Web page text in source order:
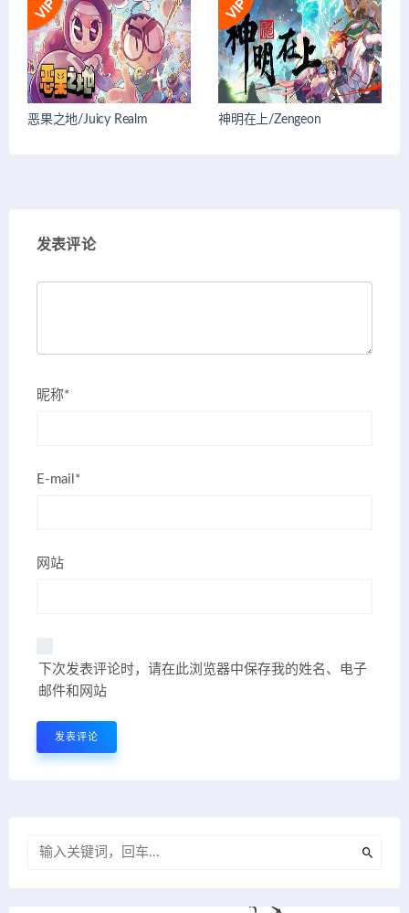
恶果之地/Juicy Realm 神明在上/Zengeon
发表评论
昵称*
E-mail*
网站
下次发表评论时，请在此浏览器中保存我的姓名、电子
邮件和网站